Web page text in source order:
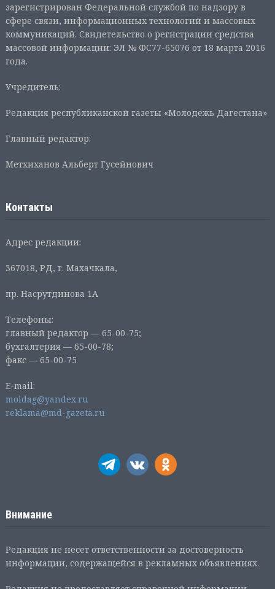
зарегистрирован Федеральной службой по надзору в
сфере связи, информационных технологий и массовых
коммуникаций. Свидетельство о регистрации средства
массовой информации: ЭЛ № ФС77-65076 от 18 марта 2016
года.
Учредитель:
Редакция республиканской газеты «Молодежь Дагестана»
Главный редактор:
Метхиханов Альберт Гусейнович
Контакты
Адрес редакции:
367018, РД, г. Махачкала,
пр. Насрутдинова 1А
Телефоны:
главный редактор — 65-00-75;
бухгалтерия — 65-00-78;
факс — 65-00-75
E-mail:
moldag@yandex.ru
reklama@md-gazeta.ru
Внимание
Редакция не несет ответственности за достоверность
информации, содержащейся в рекламных объявлениях.